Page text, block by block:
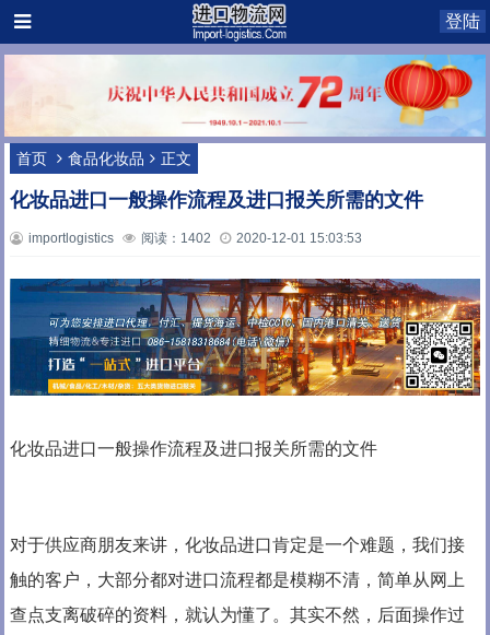
登陆
首页 食品化妆品 正文
化妆品进口一般操作流程及进口报关所需的文件
importlogistics 阅读：1402 2020-12-01 15:03:53
化妆品进口一般操作流程及进口报关所需的文件
对于供应商朋友来讲，化妆品进口肯定是一个难题，我们接
触的客户，大部分都对进口流程都是模糊不清，简单从网上
查点支离破碎的资料，就认为懂了。其实不然，后面操作过